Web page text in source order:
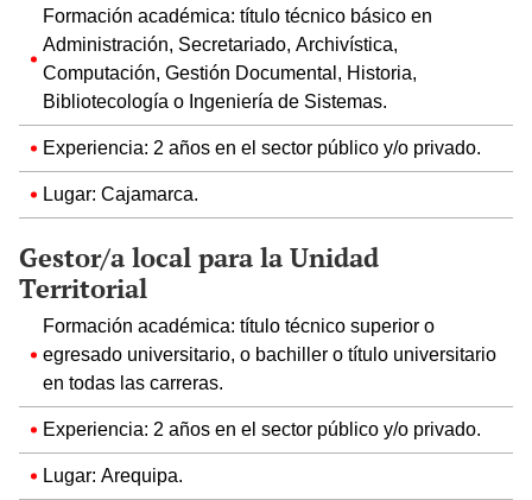
Formación académica: título técnico básico en
Administración, Secretariado, Archivística,
Computación, Gestión Documental, Historia,
Bibliotecología o Ingeniería de Sistemas.
Experiencia: 2 años en el sector público y/o privado.
Lugar: Cajamarca.
Gestor/a local para la Unidad
Territorial
Formación académica: título técnico superior o
egresado universitario, o bachiller o título universitario
en todas las carreras.
Experiencia: 2 años en el sector público y/o privado.
Lugar: Arequipa.